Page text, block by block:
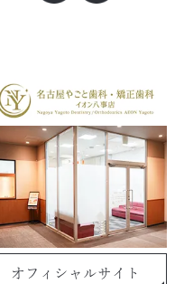
オフィシャルサイト